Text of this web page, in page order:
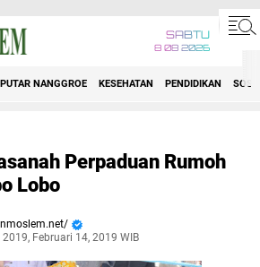
SABTU
8 08 2026
NANGGROE KESEHATAN PENDIDIKAN
Perpaduan Rumoh
Lobo
Februari 14, 2019 WIB